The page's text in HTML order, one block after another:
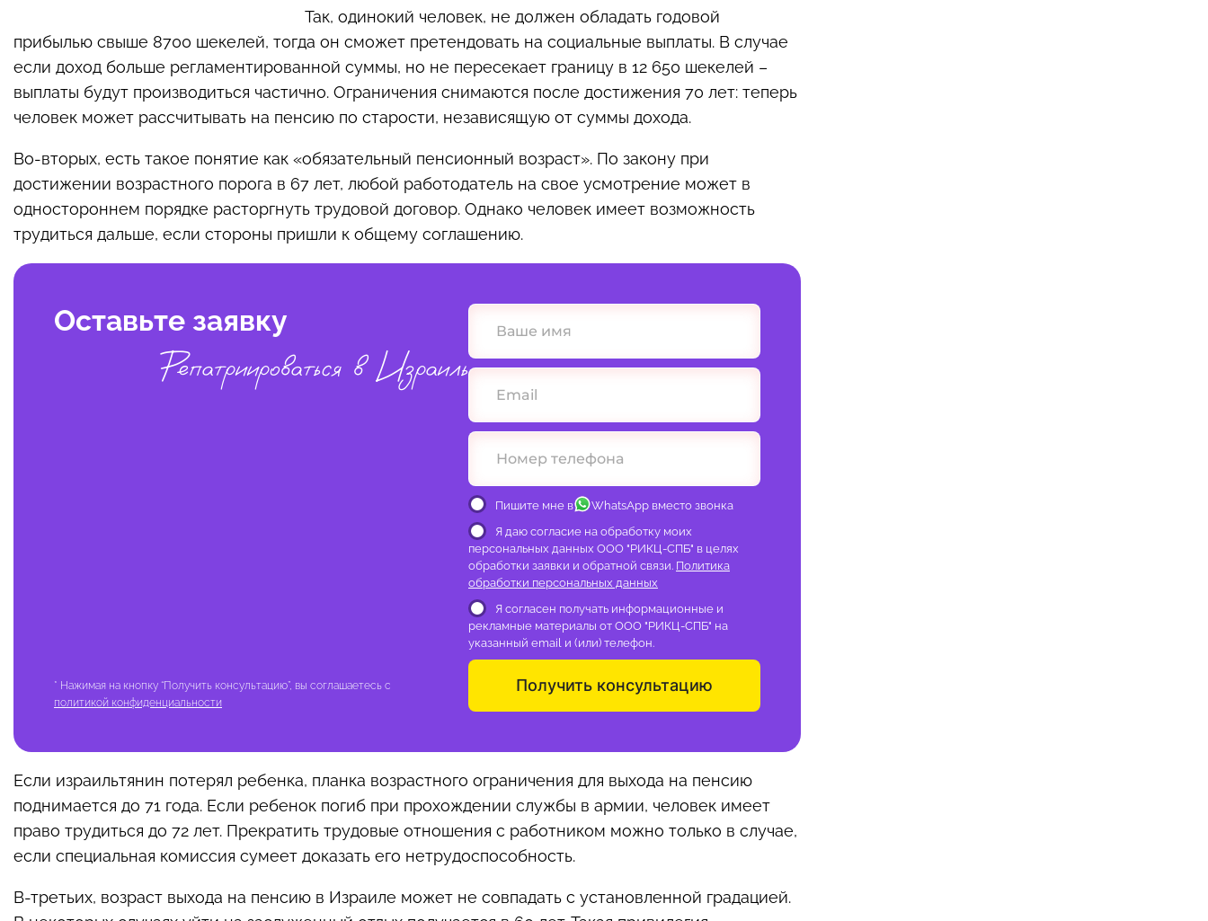
Так, одинокий человек, не должен обладать годовой
прибылью свыше 8700 шекелей, тогда он сможет претендовать на социальные выплаты. В случае
если доход больше регламентированной суммы, но не пересекает границу в 12 650 шекелей –
выплаты будут производиться частично. Ограничения снимаются после достижения 70 лет: теперь
человек может рассчитывать на пенсию по старости, независящую от суммы дохода.
Во-вторых, есть такое понятие как «обязательный пенсионный возраст». По закону при
достижении возрастного порога в 67 лет, любой работодатель на свое усмотрение может в
одностороннем порядке расторгнуть трудовой договор. Однако человек имеет возможность
трудиться дальше, если стороны пришли к общему соглашению.
Оставьте заявку
Репатриироваться в Израиль
* Нажимая на кнопку “Получить консультацию”, вы соглашаетесь с
политикой конфиденциальности
Пишите мне в
WhatsApp вместо звонка
Я даю согласие на обработку моих
персональных данных ООО "РИКЦ-СПБ" в целях
обработки заявки и обратной связи. Политика
обработки персональных данных
Я согласен получать информационные и
рекламные материалы от ООО "РИКЦ-СПБ" на
указанный email и (или) телефон.
Получить консультацию
Если израильтянин потерял ребенка, планка возрастного ограничения для выхода на пенсию
поднимается до 71 года. Если ребенок погиб при прохождении службы в армии, человек имеет
право трудиться до 72 лет. Прекратить трудовые отношения с работником можно только в случае,
если специальная комиссия сумеет доказать его нетрудоспособность.
В-третьих, возраст выхода на пенсию в Израиле может не совпадать с установленной градацией.